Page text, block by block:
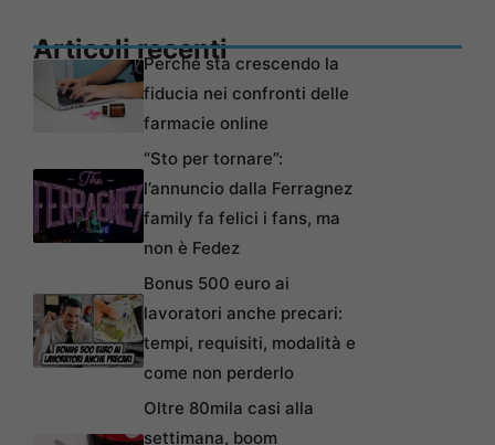
Articoli recentiPerché sta crescendo la
fiducia nei confronti delle
farmacie online
“Sto per tornare”:
l’annuncio dalla Ferragnez
family fa felici i fans, ma
non è Fedez
Bonus 500 euro ai
lavoratori anche precari:
tempi, requisiti, modalità e
come non perderlo
Oltre 80mila casi alla
settimana, boom